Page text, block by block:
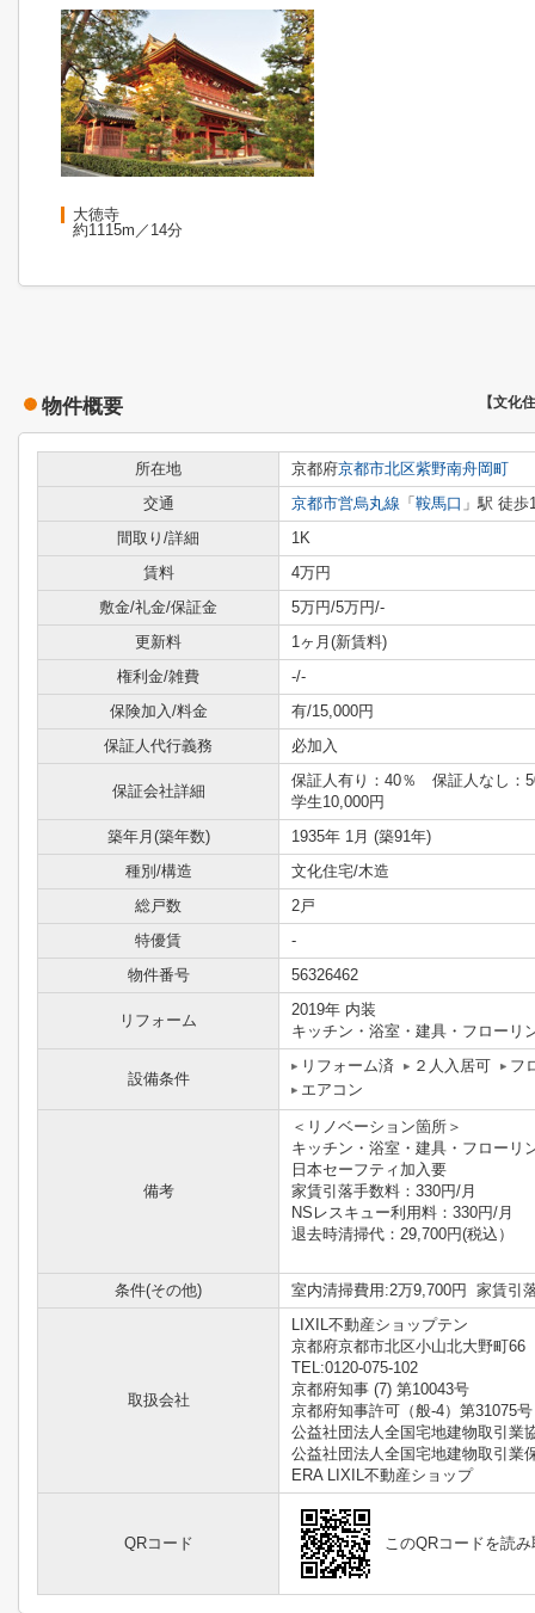
大徳寺
約1115m／14分
物件概要 【文化
所在地 京都府京都市北区紫野南舟岡町
交通
京都市営烏丸線 「 鞍馬口 」駅 徒歩
間取り/詳細
1K
賃料
4万円
敷金/礼金/保証金
5万円/5万円/-
更新料
1ヶ月(新賃料)
権利金/雑費
-/-
保険加入/料金
有/15,000円
保証人代行義務
必加入
保証会社詳細
保証人有り：40％ 保証人なし
学生10,000円
築年月(築年数)
1935年 1月 (築91年)
種別/構造
文化住宅/木造
総戸数
2戸
特優賃
-
物件番号
56326462
リフォーム
2019年 内装
キッチン・浴室・建具・フローリ
設備条件
リフォーム済 ２人入居可
フ
エアコン
備考
＜リノベーション箇所＞
キッチン・浴室・建具・フローリ
日本セーフティ加入要
家賃引落手数料：330円/月
NSレスキュー利用料：330円/月
退去時清掃代：29,700円(税込）
条件(その他) 室内清掃費用:2万9,700円 家賃引
取扱会社
LIXIL不動産ショップテン
京都府京都市北区小山北大野町66
TEL:0120-075-102
京都府知事 (7) 第10043号
京都府知事許可（般-4）第31075号
公益社団法人全国宅地建物取引業
公益社団法人全国宅地建物取引業
ERA LIXIL不動産ショップ
QRコード このQRコードを読